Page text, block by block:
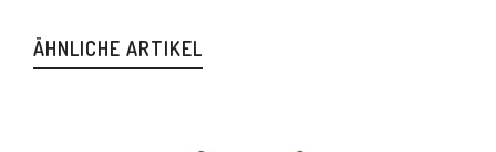
ÄHNLICHE ARTIKEL